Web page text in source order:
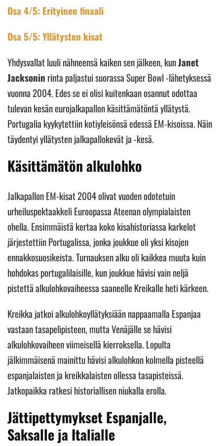
Osa 4/5: Erityinen finaali
Osa 5/5: Yllätysten kisat
Yhdysvallat luuli nähneensä kaiken sen jälkeen, kunJanet
Jacksonin rinta paljastui suorassa Super Bowl -lähetyksessä
vuonna 2004. Edes se ei olisi kuitenkaan osannut odottaa
tulevan kesän eurojalkapallon käsittämätöntä yllätystä.
Portugalia kyykytettiin kotiyleisönsä edessä EM-kisoissa. Näin
täydentyi yllätysten jalkapallokevät ja -kesä.
Käsittämätön alkulohko
Jalkapallon EM-kisat 2004 olivat vuoden odotetuin
urheiluspektaakkeli Euroopassa Ateenan olympialaisten
ohella. Ensimmäistä kertaa koko kisahistoriassa karkelot
järjestettiin Portugalissa, jonka joukkue oli yksi kisojen
ennakkosuosikeista. Turnauksen alku oli kaikkea muuta kuin
hohdokas portugalilaisille, kun joukkue hävisi vain neljä
pistettä alkulohkovaiheessa saaneelle Kreikalle heti kärkeen.
Kreikka jatkoi alkulohkoyllätyksiään nappaamalla Espanjaa
vastaan tasapelipisteen, mutta Venäjälle se hävisi
alkulohkovaiheen viimeisellä kierroksella. Lopulta
jälkimmäisenä mainittu hävisi alkulohkon kolmella pisteellä
espanjalaisten ja kreikkalaisten ollessa tasapisteissä.
Jatkopaikka ratkesi historiallisen niukalla erolla.
Jättipettymykset Espanjalle,
Saksalle ja Italialle